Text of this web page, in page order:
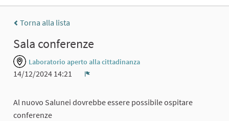
Torna alla lista
Sala conferenze
Laboratorio aperto alla cittadinanza
14/12/2024 14:21
Al nuovo Salunei dovrebbe essere possibile ospitare
conferenze